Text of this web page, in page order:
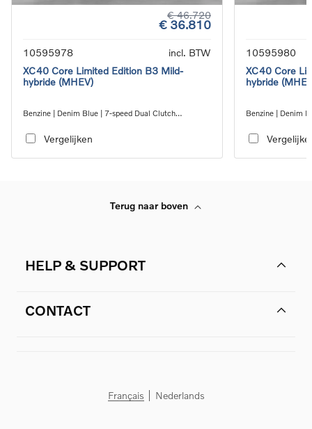
€ 46.720
€ 36.810
10595978
incl. BTW
XC40 Core Limited Edition B3 Mild-
hybride (MHEV)
Benzine | Denim Blue | 7-speed Dual Clutch
Vergelijken
10595980
XC40 Core
hybride
Benzine | Denim
Terug naar boven
HELP & SUPPORT
CONTACT
Français Nederlands